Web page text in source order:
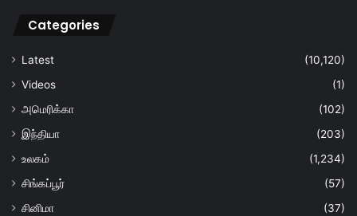
Categories
Latest
(10,120)
Videos
(1)
அமெரிக்கா
(102)
இந்தியா
(203)
உலகம்
(1,234)
சிங்கப்பூர்
(57)
சினிமா
(37)